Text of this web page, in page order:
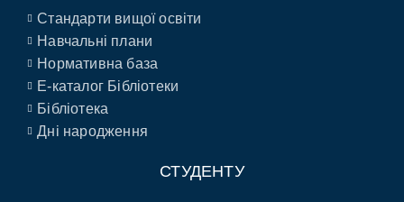
Стандарти вищої освіти
Навчальні плани
Нормативна база
E-каталог Бібліотеки
Бібліотека
Дні народження
СТУДЕНТУ